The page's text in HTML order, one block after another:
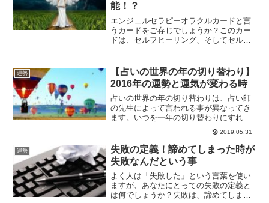
能！？
エンジェルセラピーオラクルカードと言
うカードをご存じでしょうか？このカー
ドは、セルフヒーリング、そしてセルフ
ラピーカードの役割、そして使い方など
をご紹介していきます。
運勢
【占いの世界の年の切り替わり】
2016年の運勢と運気が変わる時
占いの世界の年の切り替わりは、占い師
の先生によって言われる事が異なってき
ます。いつを一年の切り替わりにすれば
良いのかの解説です。また、運気が変わ
る時っていつなのか、多くの方が気にな
る所なのではないでしょうか？2016年の
運勢と運気が変わる時についてです。
2019.05.31
運勢
失敗の定義！諦めてしまった時が
失敗なんだという事
よく人は「失敗した」という言葉を使い
ますが、あなたにとっての失敗の定義と
は何でしょうか？失敗は、諦めてしまっ